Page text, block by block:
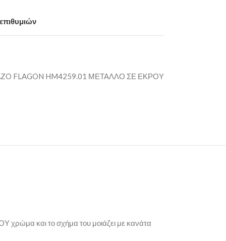
FLAGON HM4259.01 ΜΕΤΑΛΛΟ ΣΕ ΕΚΡΟΥ
χρώμα και το σχήμα του μοιάζει με κανάτα